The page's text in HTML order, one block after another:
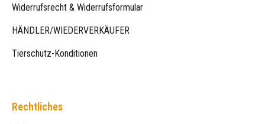
Widerrufsrecht & Widerrufsformular
HÄNDLER/WIEDERVERKÄUFER
Tierschutz-Konditionen
Rechtliches